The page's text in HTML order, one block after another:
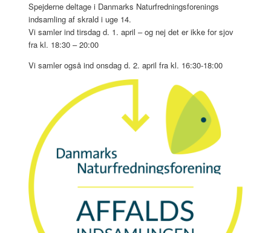
Spejderne deltage i Danmarks Naturfredningsforenings
indsamling af skrald i uge 14.
Vi samler ind tirsdag d. 1. april – og nej det er ikke for sjov
fra kl. 18:30 – 20:00
Vi samler også ind onsdag d. 2. april fra kl. 16:30-18:00